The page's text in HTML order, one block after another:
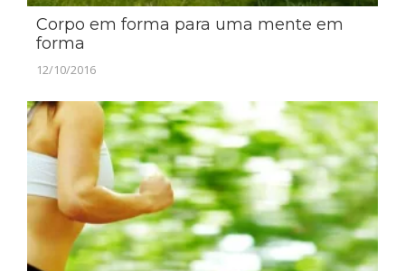
Corpo em forma para uma mente em
forma
12/10/2016